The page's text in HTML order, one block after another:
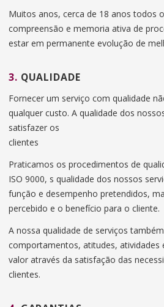
Muitos anos, cerca de 18 anos todos
compreensão e memoria ativa de
estar em permanente evolução de
3. QUALIDADE
Fornecer um serviço com qualidade
qualquer custo. A qualidade dos
satisfazer os
clientes
Praticamos os procedimentos de
ISO 9000, s qualidade dos nossos
função e desempenho pretendidos,
percebido e o benefício para o cliente.
A nossa qualidade de serviços
comportamentos, atitudes, atividades
valor através da satisfação das
clientes.